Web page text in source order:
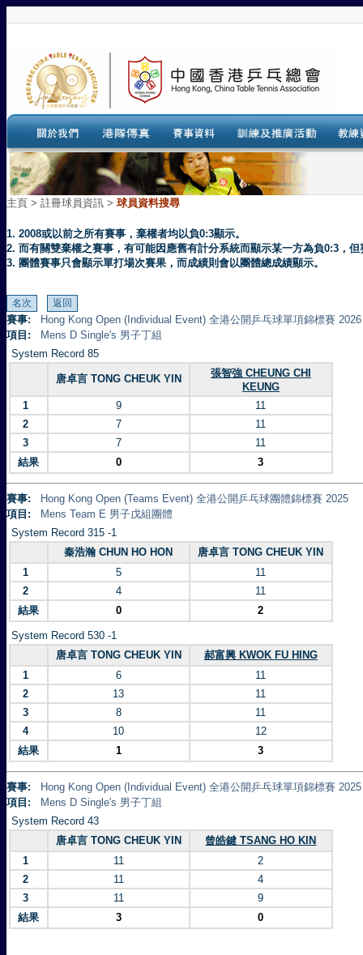
主頁 > 註冊球員資訊 > 球員資料搜尋
1. 2008或以前之所有賽事，棄權者均以負0:3顯示。
2. 而有關雙棄權之賽事，有可能因應舊有計分系統而顯示某一方為負0:3，
3. 團體賽事只會顯示單打場次賽果，而成績則會以團體總成績顯示。
賽事:
Hong Kong Open (Individual Event) 全港公開乒乓球單項錦標賽 2026
項目:
Mens D Single's 男子丁組
System Record 85
唐卓言 TONG CHEUK YIN
張智強 CHEUNG CHI
KEUNG
1
9
11
2
7
11
3
7
11
結果
0 3
賽事:
Hong Kong Open (Teams Event) 全港公開乒乓球團體錦標賽 2025
項目:
Mens Team E 男子戊組團體
System Record 315 -1
秦浩瀚 CHUN HO HON
唐卓言 TONG CHEUK YIN
1
5
11
2
4
11
結果
0 2
System Record 530 -1
唐卓言 TONG CHEUK YIN
郝富興 KWOK FU HING
1
6
11
2
13
11
3
8
11
4
10
12
結果
1 3
賽事:
Hong Kong Open (Individual Event) 全港公開乒乓球單項錦標賽 2025
項目:
Mens D Single's 男子丁組
System Record 43
唐卓言 TONG CHEUK YIN
曾皓鍵 TSANG HO KIN
1
11
2
2
11
4
3
11
9
結果
3 0